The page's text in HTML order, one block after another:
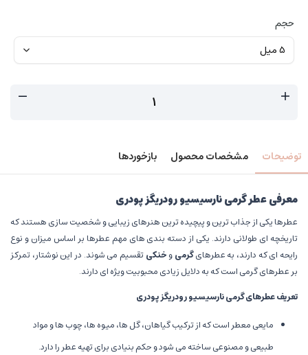
حجم
توضیحات مشخصات محصول بازخوردها
معرفی عطر گرمی نارسیسیو رودریگز پودری
عطرها یکی از جذاب ترین و پیچیده ترین هنرهای زیبایی و شخصیت سازی هستند که
تاریخچه ای طولانی دارند. یکی از دسته بندی های مهم عطرها بر اساس میزان و نوع
رایحه ای که دارند، به عطرهایگرمیوخنکیتقسیم می شوند. در این نوشتار، تمرکز
بر عطرهای گرمی است که به دلایل زیادی محبوبیت ویژه ای دارند.
تعریف عطرهای گرمی نارسیسیو رودریگز پودری
مایعی معطر است که از ترکیب گیاهان، گل ها، میوه ها، چوب ها و مواد
طبیعی و مصنوعی ساخته می شود و حکم بنیادی برای تهیه عطر را دارد.